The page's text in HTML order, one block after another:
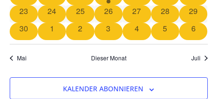
0 Veranstaltungen
23 0 Veranstaltungen
24 0 Veranstaltungen
25 0 Veranstaltungen
26 0 Veranstaltungen
27 0
28 0
29
0 Veranstaltungen
30 0 Veranstaltungen
1 0 Veranstaltungen
2 0 Veranstaltungen
3 0 Veranstaltungen
4 0
5 0
6
Mai Dieser Monat Juli
KALENDER ABONNIEREN